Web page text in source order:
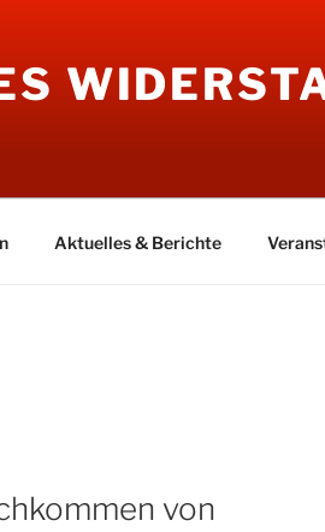
Aktuelles & Berichte
von